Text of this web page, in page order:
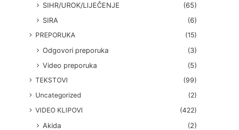
SIHR/UROK/LIJEČENJE
(65)
SIRA
(6)
PREPORUKA (15)
Odgovori preporuka
(3)
Video preporuka
(5)
TEKSTOVI
(99)
Uncategorized
(2)
VIDEO KLIPOVI
(422)
Akida
(2)